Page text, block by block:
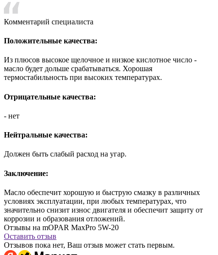
Комментарий специалиста
Положительные качества:
Из плюсов высокое щелочное и низкое кислотное число -
масло будет дольше срабатываться. Хорошая
термостабильность при высоких температурах.
Отрицательные качества:
- нет
Нейтральные качества:
Должен быть слабый расход на угар.
Заключение:
Масло обеспечит хорошую и быструю смазку в различных
условиях эксплуатации, при любых температурах, что
значительно снизит износ двигателя и обеспечит защиту от
коррозии и образования отложений.
Отзывы на mOPAR MaxPro 5W-20
Оставить отзыв
Отзывов пока нет, Ваш отзыв может стать первым.